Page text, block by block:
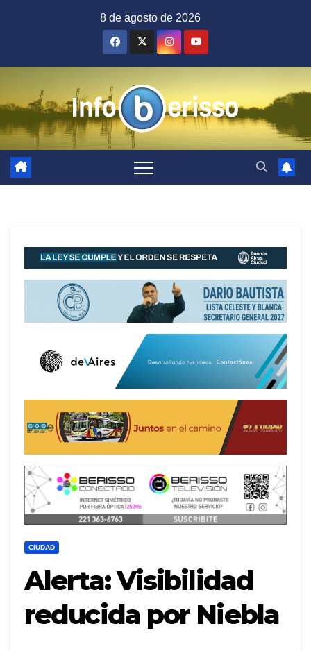
8 de agosto de 2026
CIUDAD
Alerta: Visibilidad
reducida por Niebla